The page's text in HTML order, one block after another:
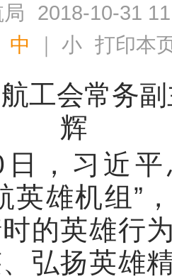
2018-10-31
中 ｜小 打印本
会常务副
辉
习近平
英雄机组”
的英雄行
弘扬英雄